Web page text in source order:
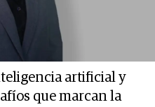
artificial y
que marcan la